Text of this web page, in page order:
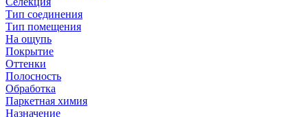
Тип соединения
Тип помещения
На ощупь
Покрытие
Оттенки
Полосность
Обработка
Паркетная химия
Назначение